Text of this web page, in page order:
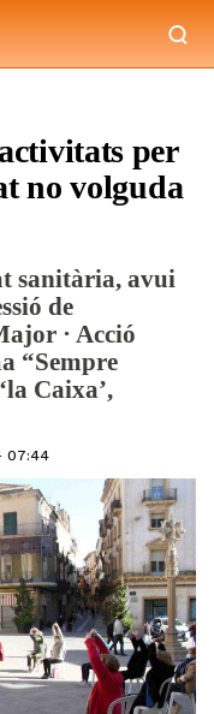
per
no volguda
sanitària, avui
de
· Acció
“Sempre
Caixa’,
07:44